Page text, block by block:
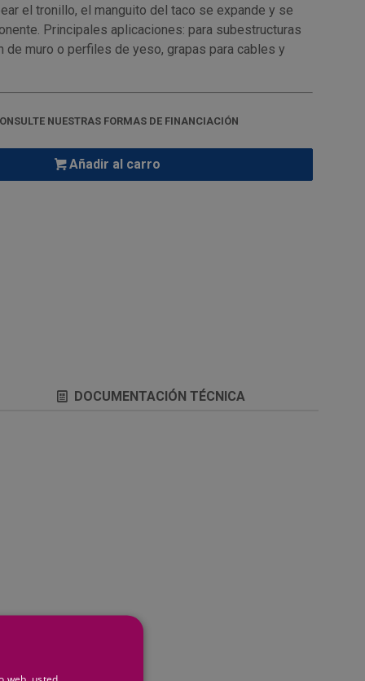
el tronillo, el manguito del taco se expande y se
Principales aplicaciones: para subestructuras
de muro o perfiles de yeso, grapas para cables y
NUESTRAS FORMAS DE FINANCIACIÓN
Añadir al carro
DOCUMENTACIÓN TÉCNICA
web, usted